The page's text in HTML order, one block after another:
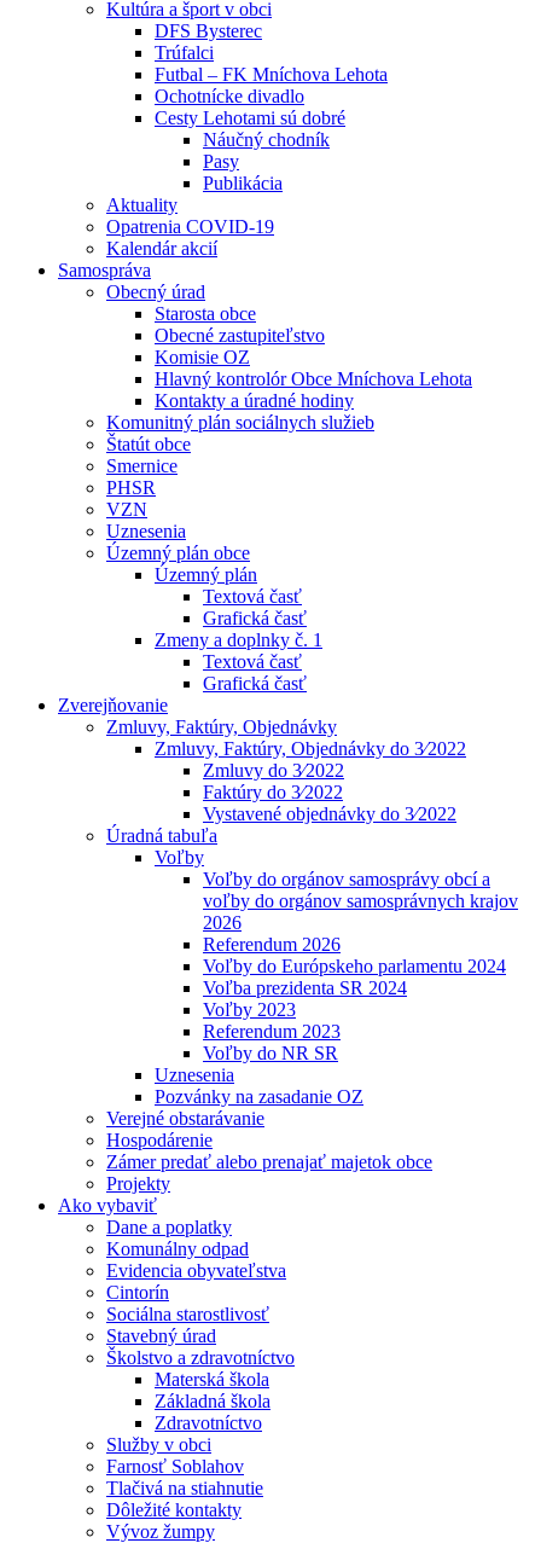
Kultúra a šport v obci
DFS Bysterec
Trúfalci
Futbal – FK Mníchova Lehota
Ochotnícke divadlo
Cesty Lehotami sú dobré
Náučný chodník
Pasy
Publikácia
Aktuality
Opatrenia COVID-19
Kalendár akcií
Samospráva
Obecný úrad
Starosta obce
Obecné zastupiteľstvo
Komisie OZ
Hlavný kontrolór Obce Mníchova Lehota
Kontakty a úradné hodiny
Komunitný plán sociálnych služieb
Štatút obce
Smernice
PHSR
VZN
Uznesenia
Územný plán obce
Územný plán
Textová časť
Grafická časť
Zmeny a doplnky č. 1
Textová časť
Grafická časť
Zverejňovanie
Zmluvy, Faktúry, Objednávky
Zmluvy, Faktúry, Objednávky do 3⁄2022
Zmluvy do 3⁄2022
Faktúry do 3⁄2022
Vystavené objednávky do 3⁄2022
Úradná tabuľa
Voľby
Voľby do orgánov samosprávy obcí a
voľby do orgánov samosprávnych krajov
2026
Referendum 2026
Voľby do Európskeho parlamentu 2024
Voľba prezidenta SR 2024
Voľby 2023
Referendum 2023
Voľby do NR SR
Uznesenia
Pozvánky na zasadanie OZ
Verejné obstarávanie
Hospodárenie
Zámer predať alebo prenajať majetok obce
Projekty
Ako vybaviť
Dane a poplatky
Komunálny odpad
Evidencia obyvateľstva
Cintorín
Sociálna starostlivosť
Stavebný úrad
Školstvo a zdravotníctvo
Materská škola
Základná škola
Zdravotníctvo
Služby v obci
Farnosť Soblahov
Tlačivá na stiahnutie
Dôležité kontakty
Vývoz žumpy